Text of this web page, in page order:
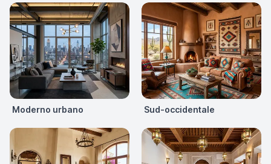
Moderno urbano Sud-occidentale